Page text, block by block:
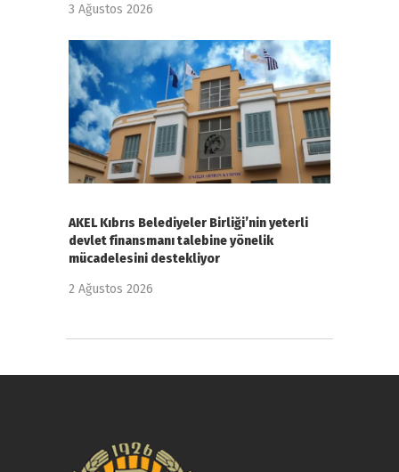
3 Ağustos 2026
AKEL Kıbrıs Belediyeler Birliği’nin yeterli
devlet finansmanı talebine yönelik
mücadelesini destekliyor
2 Ağustos 2026